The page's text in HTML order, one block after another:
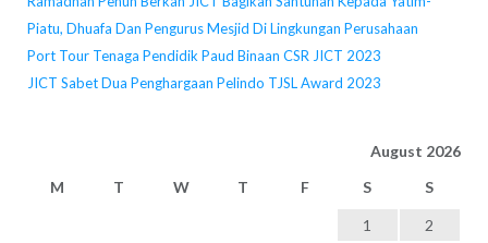
Piatu, Dhuafa Dan Pengurus Mesjid Di Lingkungan Perusahaan
Port Tour Tenaga Pendidik Paud Binaan CSR JICT 2023
JICT Sabet Dua Penghargaan Pelindo TJSL Award 2023
August 2026
M
T W T F S S
1
2